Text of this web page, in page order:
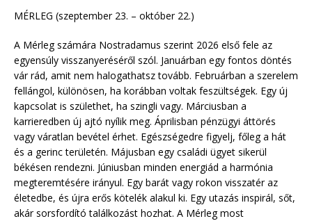
MÉRLEG (szeptember 23. – október 22.)
A Mérleg számára Nostradamus szerint 2026 első fele az
egyensúly visszanyeréséről szól. Januárban egy fontos döntés
vár rád, amit nem halogathatsz tovább. Februárban a szerelem
fellángol, különösen, ha korábban voltak feszültségek. Egy új
kapcsolat is születhet, ha szingli vagy. Márciusban a
karrieredben új ajtó nyílik meg. Áprilisban pénzügyi áttörés
vagy váratlan bevétel érhet. Egészségedre figyelj, főleg a hát
és a gerinc területén. Májusban egy családi ügyet sikerül
békésen rendezni. Júniusban minden energiád a harmónia
megteremtésére irányul. Egy barát vagy rokon visszatér az
életedbe, és újra erős kötelék alakul ki. Egy utazás inspirál, sőt,
akár sorsfordító találkozást hozhat. A Mérleg most